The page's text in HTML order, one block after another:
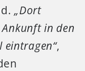
„Dort
in den
eintragen“,